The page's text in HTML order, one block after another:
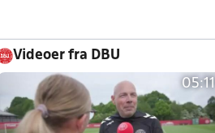
Videoer fra DBU
05:11